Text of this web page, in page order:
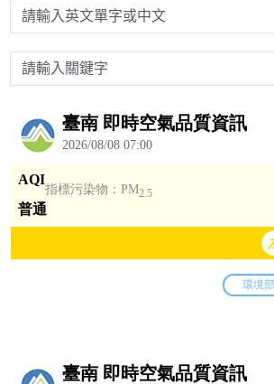
請輸入英文單字或中文
請輸入關鍵字